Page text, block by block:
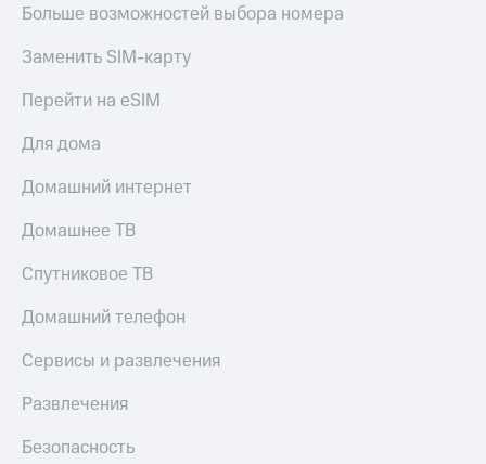
Больше возможностей выбора номера
Заменить SIM-карту
Перейти на eSIM
Для дома
Домашний интернет
Домашнее ТВ
Спутниковое ТВ
Домашний телефон
Сервисы и развлечения
Развлечения
Безопасность